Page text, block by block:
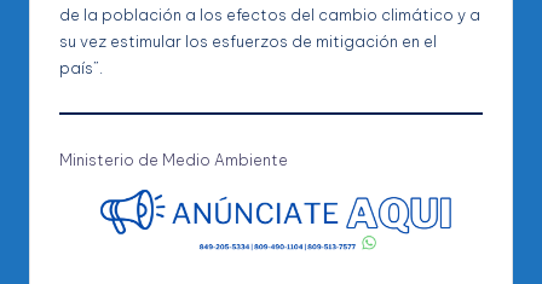
de la población a los efectos del cambio climático y a
su vez estimular los esfuerzos de mitigación en el
país”.
Ministerio de Medio Ambiente